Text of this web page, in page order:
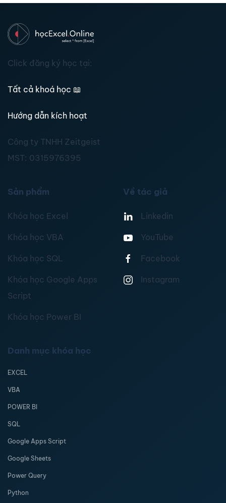
Click đăng ký học tại:
Tất cả khoá học 📖
Hướng dẫn kích hoạt
Công ty TNHH Zeitgeist
MST: 0315976395
Sản phẩm
Khóa học Excel
Khóa học VBA
Khóa học SQL
Khóa học Google Apps
Script
Khóa học Power BI
Về tác giả
Linkedin
YouTube
Facebook
Instagram
Danh mục khóa học
EXCEL
VBA
POWER BI
SQL
Google Apps Script
Google Sheets
Power Query
Python